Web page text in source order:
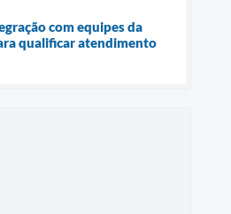
com equipes da
qualificar atendimento